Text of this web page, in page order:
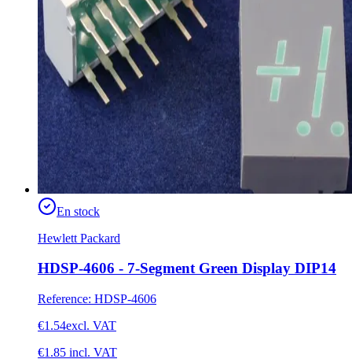
En stock
Hewlett Packard
HDSP-4606 - 7-Segment Green Display DIP14
Reference: HDSP-4606
€1.54excl. VAT
€1.85 incl. VAT